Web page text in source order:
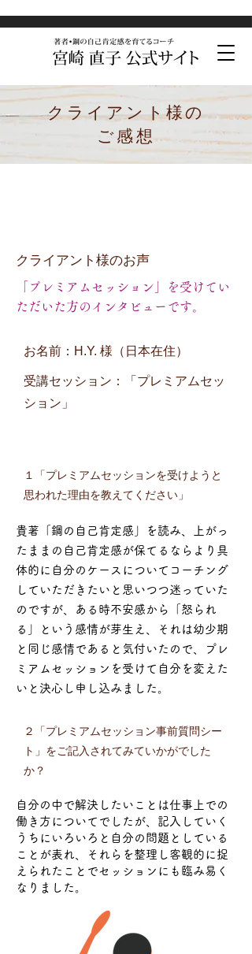
​クライアント様の
ご感想
​クライアント様のお声
「プレミアムセッション」を受けてい
ただいた方のインタビューです。
​お名前：H.Y. 様（日本在住）
受講セッション：
「プレミアムセッ
ション」
１「プレミアムセッションを受けようと
思われた理由を教えてください」
貴著「鋼の自己肯定感」を読み、上がっ
たままの自己肯定感が保てるならより具
体的に自分のケースについてコーチング
していただきたいと思いつつ迷っていた
のですが、ある時不安感から「怒られ
る」という感情が芽生え、それは幼少期
と同じ感情であると気付いたので、プレ
ミアムセッションを受けて自分を変えた
いと決心し申し込みました。
２「プレミアムセッション事前質問シー
ト」をご記入されてみていかがでした
か？
自分の中で解決したいことは仕事上での
働き方についてでしたが、記入していく
うちにいろいろと自分の問題としている
ことが表れ、それらを整理し客観的に捉
えられたことでセッションにも臨み易く
なりました。